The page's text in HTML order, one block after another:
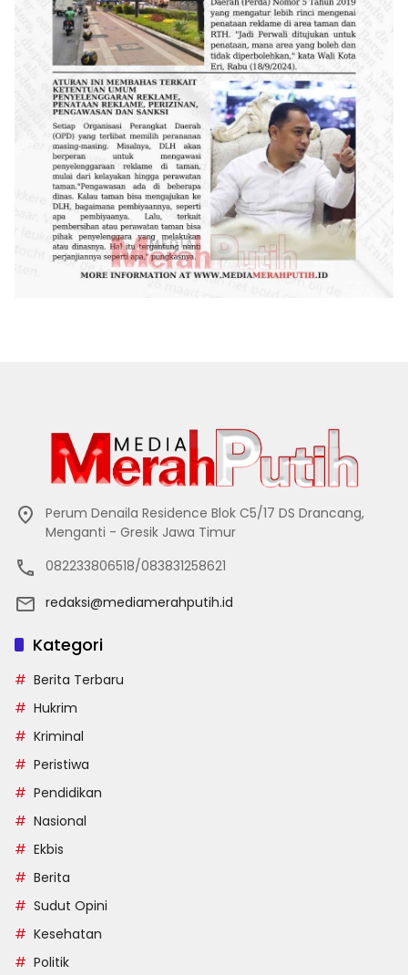
Perum Denaila Residence Blok C5/17 DS Drancang,
Menganti - Gresik Jawa Timur
082233806518/083831258621
redaksi@mediamerahputih.id
Kategori
Berita Terbaru
Hukrim
Kriminal
Peristiwa
Pendidikan
Nasional
Ekbis
Berita
Sudut Opini
Kesehatan
Politik